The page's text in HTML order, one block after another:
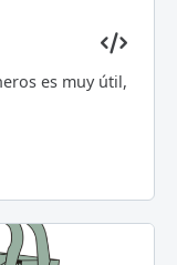
es muy útil,